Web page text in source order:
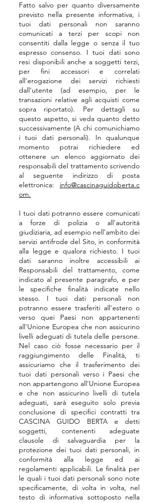
Fatto salvo per quanto diversamente
previsto nella presente informativa, i
tuoi dati personali non saranno
comunicati a terzi per scopi non
consentiti dalla legge o senza il tuo
espresso consenso. I tuoi dati sono
resi disponibili anche a soggetti terzi,
per fini accessori e correlati
all'erogazione dei servizi richiesti
dall'utente (ad esempio, per le
transazioni relative agli acquisti come
sopra riportato). Per dettagli su
questo aspetto, si veda quanto detto
successivamente (A chi comunichiamo
i tuoi dati personali). In qualunque
momento potrai richiedere ed
ottenere un elenco aggiornato dei
responsabili del trattamento scrivendo
al seguente indirizzo di posta
elettronica: info@cascinaguidoberta.c
om.
I tuoi dati potranno essere comunicati
a forze di polizia o all'autorità
giudiziaria, ad esempio nell'ambito dei
servizi antifrode del Sito, in conformità
alla legge e qualora richiesto. I tuoi
dati saranno inoltre accessibili ai
Responsabili del trattamento, come
indicato al presente paragrafo, e per
le specifiche finalità indicate nello
stesso. I tuoi dati personali non
potranno essere trasferiti all'estero o
verso quei Paesi non appartenenti
all'Unione Europea che non assicurino
livelli adeguati di tutela delle persone.
Nel caso ciò fosse necessario per il
raggiungimento delle Finalità, ti
assicuriamo che il trasferimento dei
tuoi dati personali verso i Paesi che
non appartengono all'Unione Europea
e che non assicurino livelli di tutela
adeguati, sarà eseguito solo previa
conclusione di specifici contratti tra
CASCINA GUIDO BERTA e detti
soggetti, contenenti adeguate
clausole di salvaguardia per la
protezione dei tuoi dati personali, in
conformità alla legge ed ai
regolamenti applicabili. Le finalità per
le quali i tuoi dati personali sono note
specificamente, di volta in volta, nel
testo di informativa sottoposto nella